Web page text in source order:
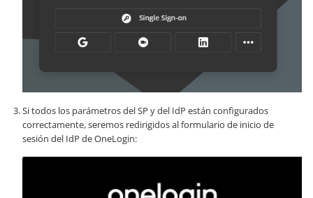
Si todos los parámetros del SP y del IdP están configurados
correctamente, seremos redirigidos al formulario de inicio de
sesión del IdP de OneLogin: